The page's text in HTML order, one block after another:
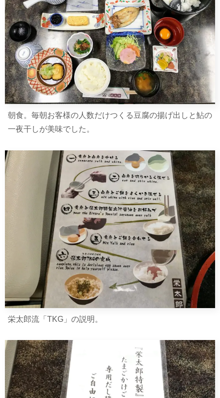
朝食。毎朝お客様の人数だけつくる豆腐の揚げ出しと鮎の
一夜干しが美味でした。
栄太郎流「TKG」の説明。